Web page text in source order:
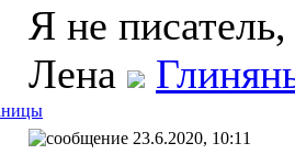
Я не
Лена
23.6.2020, 10:11